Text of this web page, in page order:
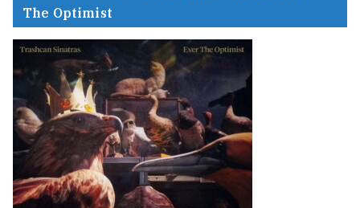
The Optimist